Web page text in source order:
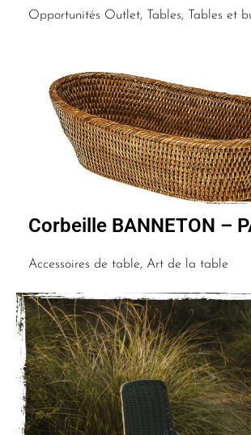
Opportunités Outlet, Tables, Tables et
Corbeille BANNETON –
Accessoires de table, Art de la table